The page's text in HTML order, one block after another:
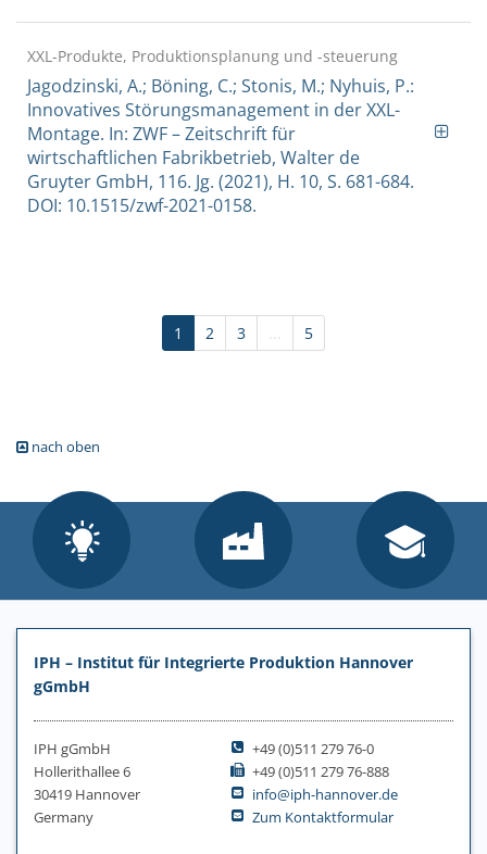
XXL-Produkte, Produktionsplanung und -steuerung
Jagodzinski, A.; Böning, C.; Stonis, M.; Nyhuis, P.:
Innovatives Störungsmanagement in der XXL-
Montage. In: ZWF – Zeitschrift für
wirtschaftlichen Fabrikbetrieb, Walter de
Gruyter GmbH, 116. Jg. (2021), H. 10, S. 681-684.
DOI: 10.1515/zwf-2021-0158.
1 2 3 5
nach oben
IPH – Institut für Integrierte Produktion Hannover
gGmbH
IPH gGmbH
Hollerithallee 6
30419 Hannover
Germany
+49 (0)511 279 76-0
+49 (0)511 279 76-888
info@iph-hannover.de
Zum Kontaktformular